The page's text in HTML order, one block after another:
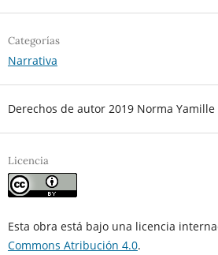
Categorías
Narrativa
Derechos de autor 2019 Norma
Licencia
Esta obra está bajo una licencia
Commons Atribución 4.0.